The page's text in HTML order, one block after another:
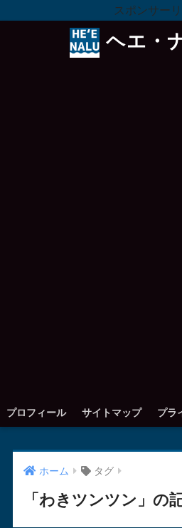
スポンサー
ヘエ・
プロフィール サイトマップ プラ
ホーム タグ
「わきツンツン」の